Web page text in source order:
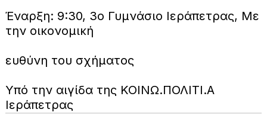
Έναρξη: 9:30, 3ο Γυμνάσιο Ιεράπετρας, Με
την οικονομική
ευθύνη του σχήματος
Υπό την αιγίδα της ΚΟΙΝΩ.ΠΟΛΙΤΙ.Α
Ιεράπετρας